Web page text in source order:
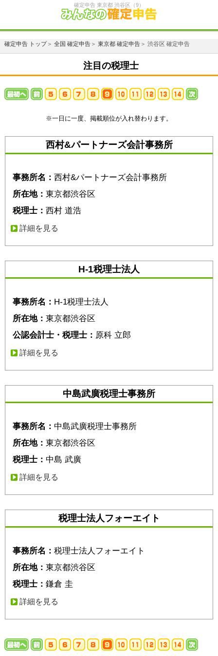
確定申告 東京都 渋谷区（9）
確定申告 トップ＞ 全国 確定申告＞ 東京都 確定申告＞ 渋谷区 確定申告
注目の税理士
※一日に一度、掲載順位が入れ替わります。
西村&パートナーズ会計事務所
事務所名： 西村&パートナーズ会計事務所
所在地： 東京都渋谷区
税理士： 西村 道浩
詳細を見る
H-1税理士法人
事務所名： H-1税理士法人
所在地： 東京都渋谷区
公認会計士・税理士： 原科 立郎
詳細を見る
中島武廣税理士事務所
事務所名： 中島武廣税理士事務所
所在地： 東京都渋谷区
税理士： 中島 武廣
詳細を見る
税理士法人フォーエイト
事務所名： 税理士法人フォーエイト
所在地： 東京都渋谷区
税理士： 鎌倉 圭
詳細を見る